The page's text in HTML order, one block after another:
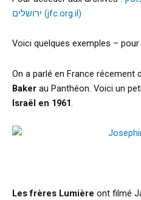
ירושלים (jfc.org.il)
Voici quelques exemples –
On a parlé en France récement
Baker au Panthéon. Voici un
Israël en 1961.
Les frères Lumière ont filmé